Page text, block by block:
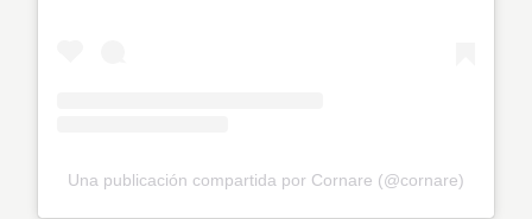
Una publicación compartida por Cornare (@cornare)